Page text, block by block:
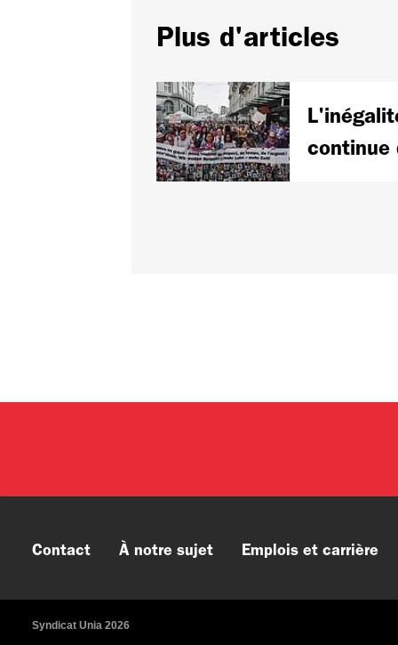
Plus d'articles
continue
Contact À notre sujet Emplois et carrière
Syndicat Unia 2026